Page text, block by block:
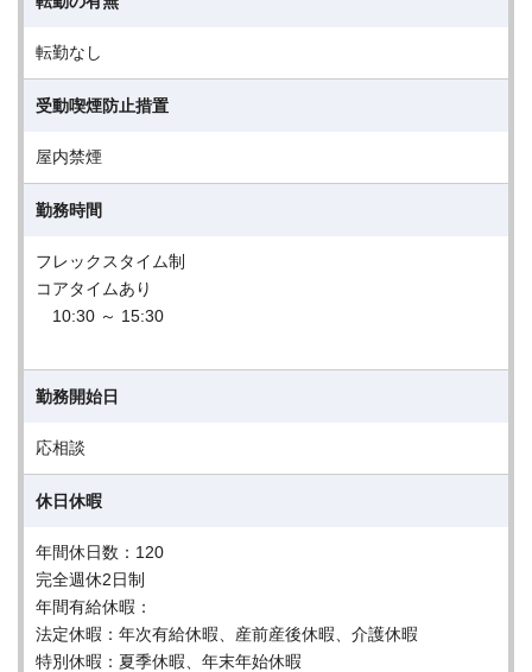
転勤なし
受動喫煙防止措置
屋内禁煙
勤務時間
フレックスタイム制
コアタイムあり
10:30 ～ 15:30
勤務開始日
応相談
休日休暇
年間休日数：120
完全週休2日制
年間有給休暇：
法定休暇：年次有給休暇、産前産後休暇、介護休暇
特別休暇：夏季休暇、年末年始休暇